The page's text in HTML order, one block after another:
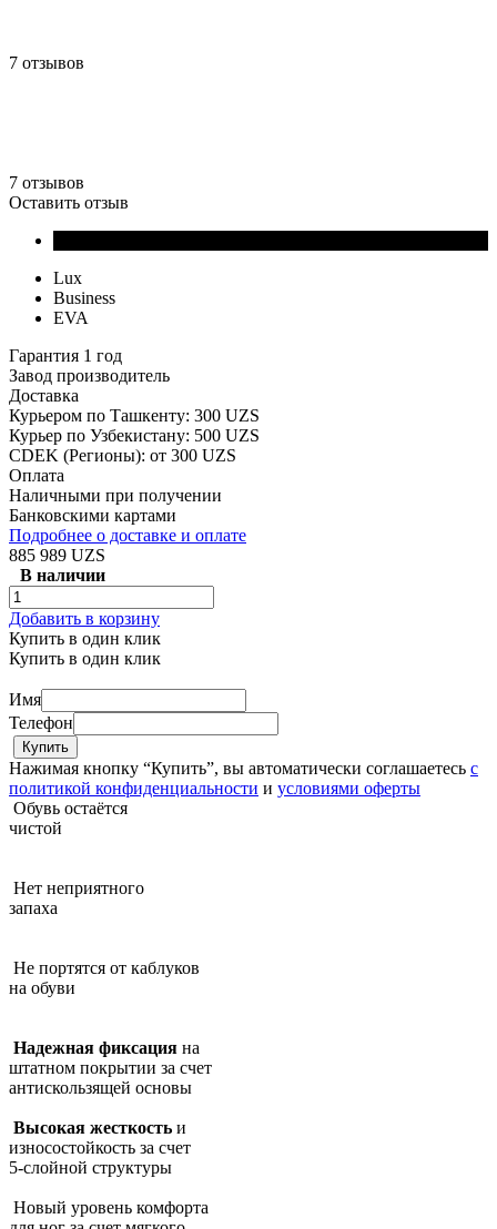
7 отзывов
7 отзывов
Оставить отзыв
Lux
Business
EVA
Гарантия 1 год
Завод производитель
Доставка
Курьером по Ташкенту: 300 UZS
Курьер по Узбекистану: 500 UZS
CDEK (Регионы): от 300 UZS
Оплата
Наличными при получении
Банковскими картами
Подробнее о доставке и оплате
885 989 UZS
В наличии
Добавить в корзину
Купить в один клик
Купить в один клик
Имя
Телефон
Нажимая кнопку “Купить”, вы автоматически соглашаетесь с
политикой конфиденциальности и условиями оферты
Обувь остаётся
чистой
Нет неприятного
запаха
Не портятся от каблуков
на обуви
Надежная фиксация на
штатном покрытии за счет
антискользящей основы
Высокая жесткость и
износостойкость за счет
5-слойной структуры
Новый уровень комфорта